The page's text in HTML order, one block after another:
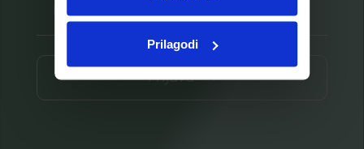
Prilagodi
Prijava ⟶